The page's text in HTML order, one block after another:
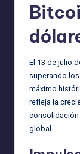
El 13 de julio
superando
máximo
refleja la
consolidación
global.